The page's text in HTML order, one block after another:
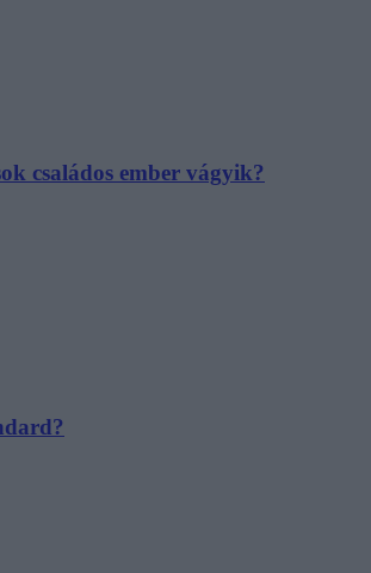
családos ember vágyik?